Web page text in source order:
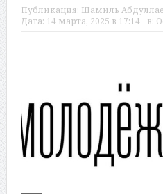
Публикация: Шамиль
Дата: 14 марта, 2025 в 17:14 в: